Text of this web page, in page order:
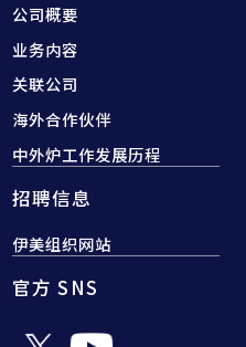
公司概要
业务内容
关联公司
海外合作伙伴
中外炉工作发展历程
招聘信息
伊美组织网站
官方 SNS